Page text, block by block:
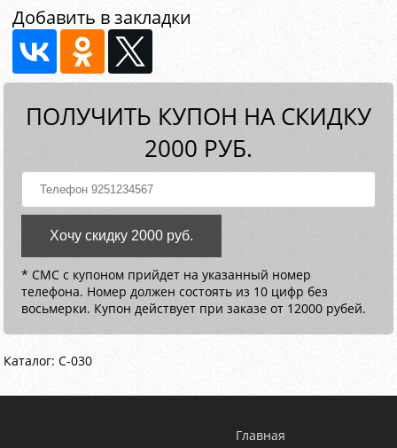
Добавить в закладки
ПОЛУЧИТЬ КУПОН НА СКИДКУ
2000 РУБ.
Хочу скидку 2000 руб.
* СМС с купоном прийдет на указанный номер
телефона. Номер должен состоять из 10 цифр без
восьмерки. Купон действует при заказе от 12000 рубей.
Каталог: C-030
Главная